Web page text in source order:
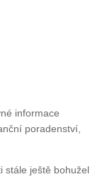
informace
poradenství,
stále ještě bohužel